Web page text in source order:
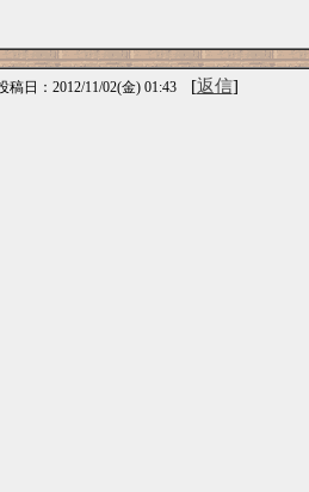
稿日：2012/11/02(金) 01:43[返信]